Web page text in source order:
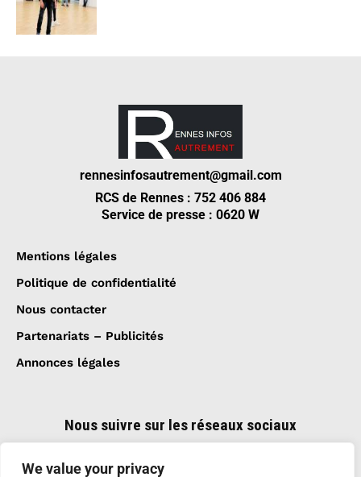
We value your privacy
rennesinfosautrement@gmail.com
RCS de Rennes : 752 406 884
Service de presse : 0620 W
Mentions légales
Politique de confidentialité
Nous contacter
Partenariats – Publicités
Annonces légales
Nous suivre sur les réseaux sociaux